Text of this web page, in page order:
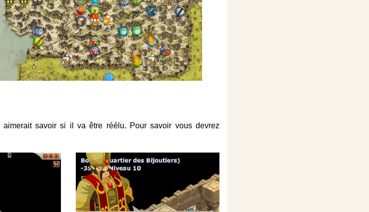
savoir si il va être réélu. Pour savoir vous devrez